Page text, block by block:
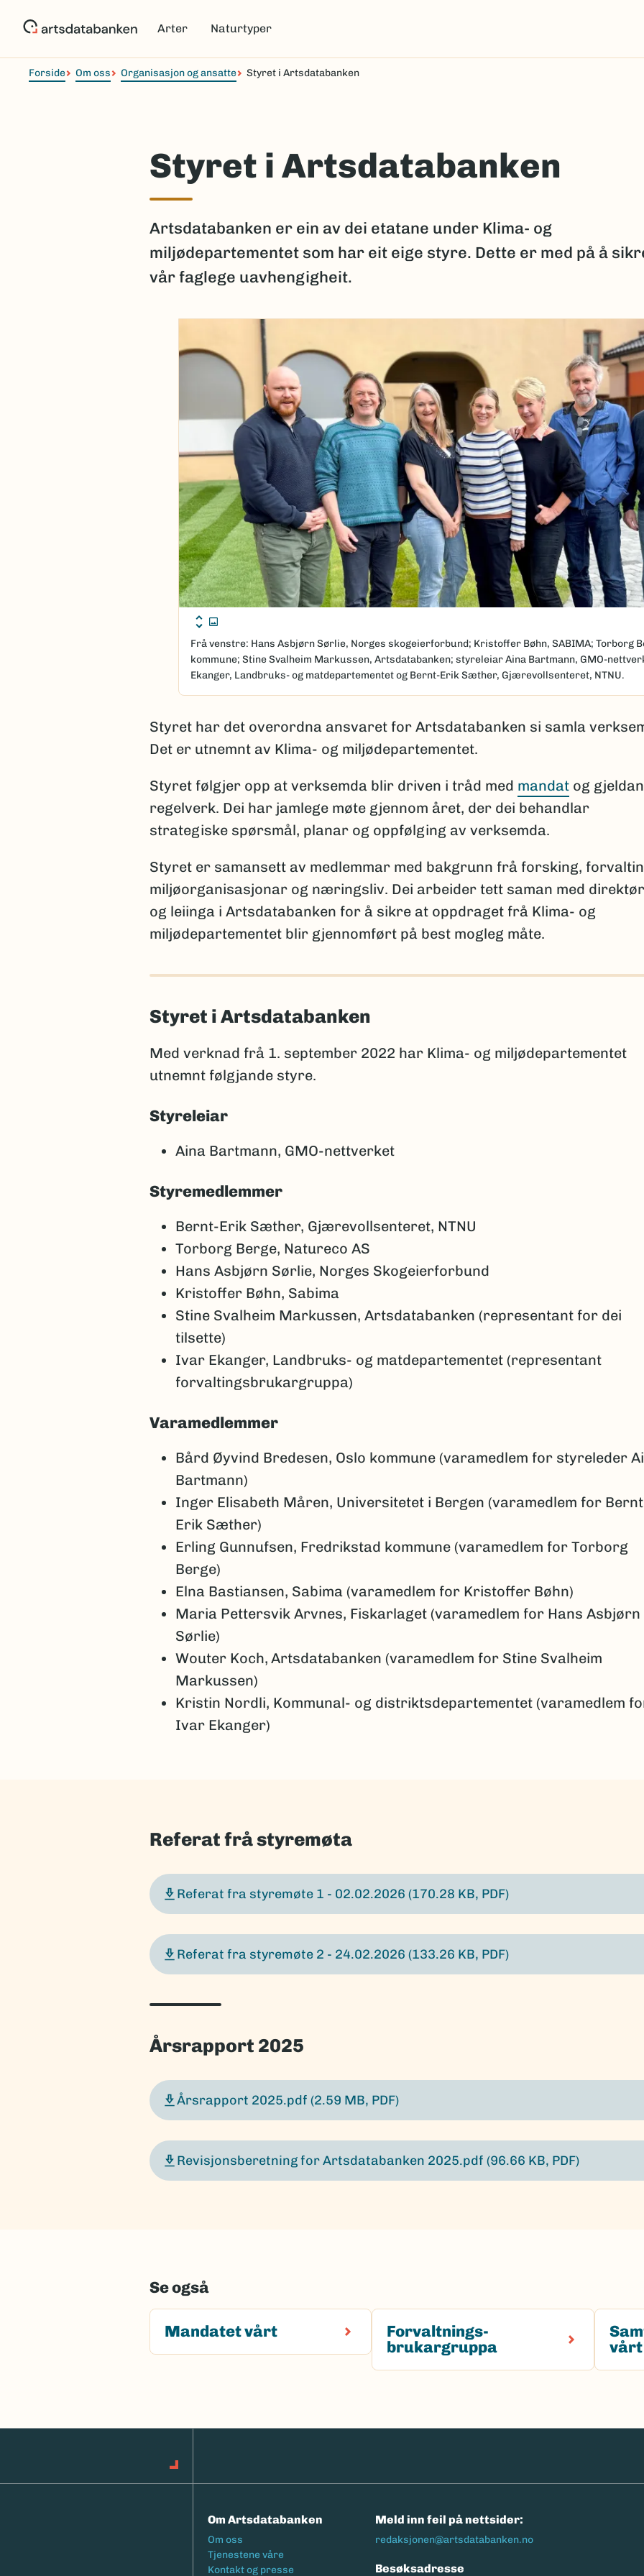
Arter Naturtyper
Forside Om oss Organisasjon og ansatte Styret i Artsdatabanken
Styret i Artsdatabanken
Artsdatabanken er ein av dei etatane under Klima- og
miljødepartementet som har eit eige styre. Dette er med på å
vår faglege uavhengigheit.
Frå venstre: Hans Asbjørn Sørlie, Norges skogeierforbund; Kristoffer Bøhn, SABIMA; Torborg
kommune; Stine Svalheim Markussen, Artsdatabanken; styreleiar Aina Bartmann, GMO-
Ekanger, Landbruks- og matdepartementet og Bernt-Erik Sæther, Gjærevollsenteret, NTNU.
Styret har det overordna ansvaret for Artsdatabanken si samla
Det er utnemnt av Klima- og miljødepartementet.
Styret følgjer opp at verksemda blir driven i tråd med mandat og
regelverk. Dei har jamlege møte gjennom året, der dei behandlar
strategiske spørsmål, planar og oppfølging av verksemda.
Styret er samansett av medlemmar med bakgrunn frå forsking,
miljøorganisasjonar og næringsliv. Dei arbeider tett saman med
og leiinga i Artsdatabanken for å sikre at oppdraget frå Klima- og
miljødepartementet blir gjennomført på best mogleg måte.
Styret i Artsdatabanken
Med verknad frå 1. september 2022 har Klima- og miljødepartementet
utnemnt følgjande styre.
Styreleiar
Aina Bartmann, GMO-nettverket
Styremedlemmer
Bernt-Erik Sæther, Gjærevollsenteret, NTNU
Torborg Berge, Natureco AS
Hans Asbjørn Sørlie, Norges Skogeierforbund
Kristoffer Bøhn, Sabima
Stine Svalheim Markussen, Artsdatabanken (representant for dei
tilsette)
Ivar Ekanger, Landbruks- og matdepartementet (representant
forvaltingsbrukargruppa)
Varamedlemmer
Bård Øyvind Bredesen, Oslo kommune (varamedlem for styreleder
Bartmann)
Inger Elisabeth Måren, Universitetet i Bergen (varamedlem for
Erik Sæther)
Erling Gunnufsen, Fredrikstad kommune (varamedlem for Torborg
Berge)
Elna Bastiansen, Sabima (varamedlem for Kristoffer Bøhn)
Maria Pettersvik Arvnes, Fiskarlaget (varamedlem for Hans Asbjørn
Sørlie)
Wouter Koch, Artsdatabanken (varamedlem for Stine Svalheim
Markussen)
Kristin Nordli, Kommunal- og distriktsdepartementet (varamedlem
Ivar Ekanger)
Referat frå styremøta
Referat fra styremøte 1 - 02.02.2026 (170.28 KB, PDF)
Referat fra styremøte 2 - 24.02.2026 (133.26 KB, PDF)
Årsrapport 2025
Årsrapport 2025.pdf (2.59 MB, PDF)
Revisjonsberetning for Artsdatabanken 2025.pdf (96.66 KB, PDF)
Se også
Mandatet vårt
Forvaltnings-
brukargruppa
vårt
Om Artsdatabanken
Footermeny
Om oss
Tjenestene våre
Kontakt og presse
Meld inn feil på nettsider:
redaksjonen@artsdatabanken.no
Besøksadresse